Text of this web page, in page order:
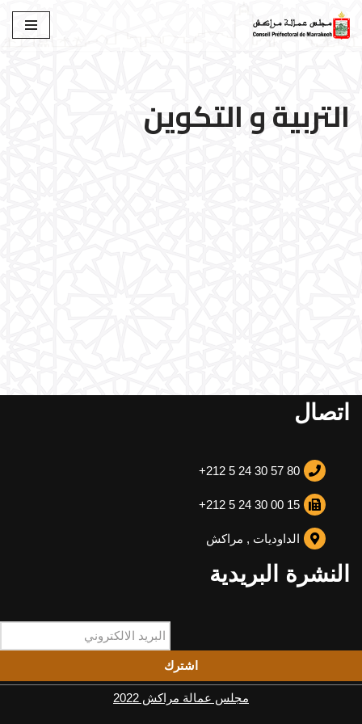
تخطى
التربية و التكوين
اتصال
+212 5 24 30 57 80
+212 5 24 30 00 15
الداوديات , مراكش
النشرة البريدية
اشترك
مجلس عمالة مراكش 2022